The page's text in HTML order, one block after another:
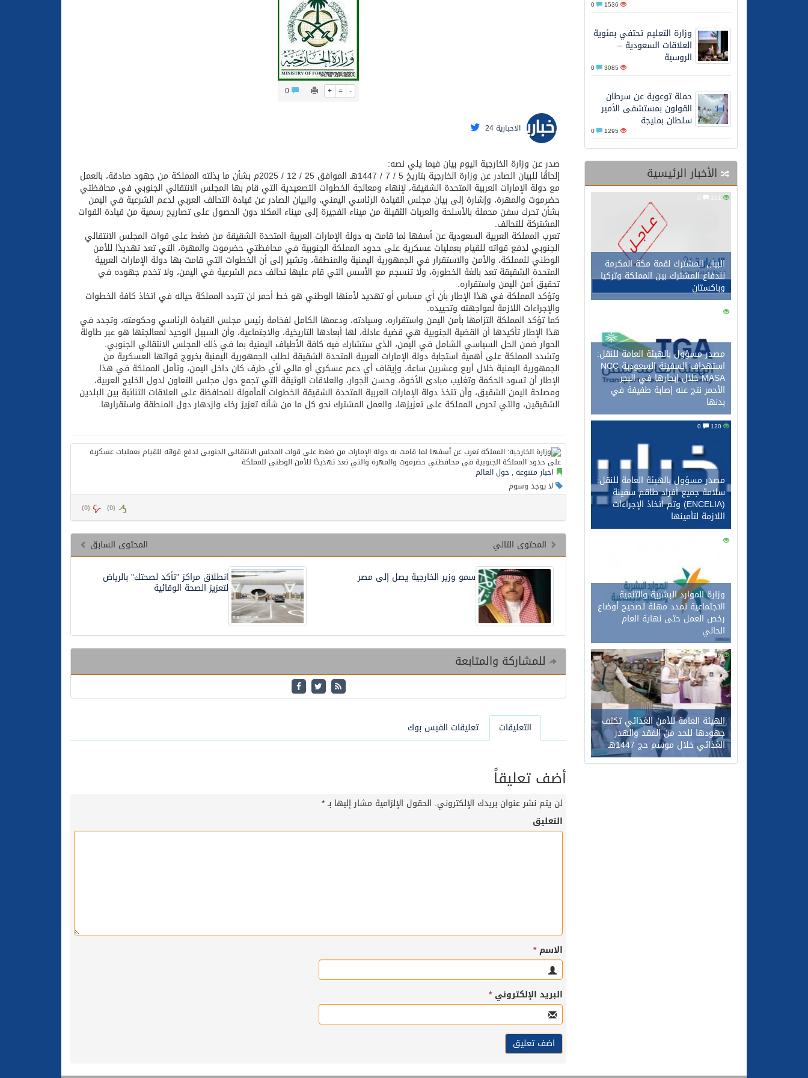
محافظ عفيف يؤدي صلاة عيد الأضحى
1536
وزارة التعليم تحتفي بمئوية
العلاقات السعودية –
الروسية
3085
حملة توعوية عن سرطان
القولون بمستشفى الأمير
سلطان بمليجة
1295
الأخبار الرئيسية
البيان المشترك لقمة مكة المكرمة
للدفاع المشترك بين المملكة وتركيا
وباكستان
133
مصدر مسؤول بالهيئة العامة للنقل:
استهداف السفينة السعودية NCC
MASA خلال إبحارها في البحر
الأحمر نتج عنه إصابة طفيفة في
بدنها
مصدر مسؤول بالهيئة العامة للنقل:
سلامة جميع أفراد طاقم سفينة
(ENCELIA) وتم اتخاذ الإجراءات
اللازمة لتأمينها
107
وزارة الموارد البشرية والتنمية
الاجتماعية تمدد مهلة تصحيح أوضاع
رخص العمل حتى نهاية العام
الحالي
86
0
الهيئة العامة للأمن الغذائي تكثف
جهودها للحد من الفقد والهدر
الغذائي خلال موسم حج 1447هـ
+ = -
الاخبارية 24
صدر عن وزارة الخارجية اليوم بيان فيما يلي نصه:
إلحاقًا للبيان الصادر عن وزارة الخارجية بتاريخ 5 / 7 / 1447هـ الموافق 25 / 12 / 2025م بشأن ما بذلته المملكة من جهود صادقة، بالعمل
مع دولة الإمارات العربية المتحدة الشقيقة، لإنهاء ومعالجة الخطوات التصعيدية التي قام بها المجلس الانتقالي الجنوبي في محافظتي
حضرموت والمهرة، وإشارة إلى بيان مجلس القيادة الرئاسي اليمني، والبيان الصادر عن قيادة التحالف العربي لدعم الشرعية في اليمن
بشأن تحرك سفن محملة بالأسلحة والعربات الثقيلة من ميناء الفجيرة إلى ميناء المكلا دون الحصول على تصاريح رسمية من قيادة القوات
المشتركة للتحالف.
تعرب المملكة العربية السعودية عن أسفها لما قامت به دولة الإمارات العربية المتحدة الشقيقة من ضغط على قوات المجلس الانتقالي
الجنوبي لدفع قواته للقيام بعمليات عسكرية على حدود المملكة الجنوبية في محافظتي حضرموت والمهرة، التي تعد تهديدًا للأمن
الوطني للمملكة، والأمن والاستقرار في الجمهورية اليمنية والمنطقة، وتشير إلى أن الخطوات التي قامت بها دولة الإمارات العربية
المتحدة الشقيقة تعد بالغة الخطورة، ولا تنسجم مع الأسس التي قام عليها تحالف دعم الشرعية في اليمن، ولا تخدم جهوده في
تحقيق أمن اليمن واستقراره.
وتؤكد المملكة في هذا الإطار بأن أي مساس أو تهديد لأمنها الوطني هو خط أحمر لن تتردد المملكة حياله في اتخاذ كافة الخطوات
والإجراءات اللازمة لمواجهته وتحييده.
كما تؤكد المملكة التزامها بأمن اليمن واستقراره، وسيادته، ودعمها الكامل لفخامة رئيس مجلس القيادة الرئاسي وحكومته، وتجدد في
هذا الإطار تأكيدها أن القضية الجنوبية هي قضية عادلة، لها أبعادها التاريخية، والاجتماعية، وأن السبيل الوحيد لمعالجتها هو عبر طاولة
الحوار ضمن الحل السياسي الشامل في اليمن، الذي ستشارك فيه كافة الأطياف اليمنية بما في ذلك المجلس الانتقالي الجنوبي.
وتشدد المملكة على أهمية استجابة دولة الإمارات العربية المتحدة الشقيقة لطلب الجمهورية اليمنية بخروج قواتها العسكرية من
الجمهورية اليمنية خلال أربع وعشرين ساعة، وإيقاف أي دعم عسكري أو مالي لأي طرف كان داخل اليمن، وتأمل المملكة في هذا
الإطار أن تسود الحكمة وتغليب مبادئ الأخوة، وحسن الجوار، والعلاقات الوثيقة التي تجمع دول مجلس التعاون لدول الخليج العربية،
ومصلحة اليمن الشقيق، وأن تتخذ دولة الإمارات العربية المتحدة الشقيقة الخطوات المأمولة للمحافظة على العلاقات الثنائية بين البلدين
الشقيقين، والتي تحرص المملكة على تعزيزها، والعمل المشترك نحو كل ما من شأنه تعزيز رخاء وازدهار دول المنطقة واستقرارها.
اخبار متنوعه, حول العالم
لا يوجد وسوم
(
0
) (
0
)
المحتوى السابق
المحتوى التالي
انطلاق مراكز "تأكد لصحتك" بالرياض
لتعزيز الصحة الوقائية
سمو وزير الخارجية يصل إلى مصر
للمشاركة والمتابعة
التعليقات تعليقات الفيس بوك
أضف تعليقاً
لن يتم نشر عنوان بريدك الإلكتروني. الحقول الإلزامية مشار إليها بـ*
التعليق
الاسم*
البريد الإلكتروني*